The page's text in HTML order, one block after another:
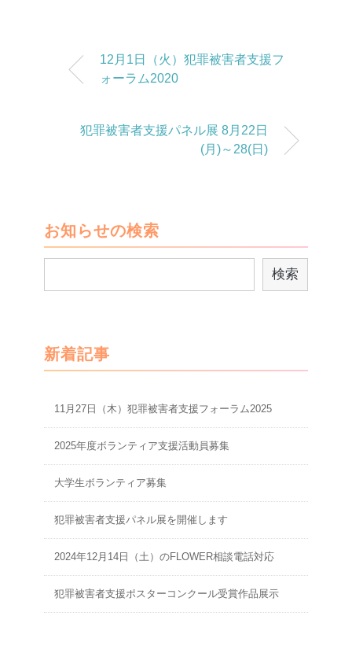
12月1日（火）犯罪被害者支援フ
ォーラム2020
犯罪被害者支援パネル展 8月22日
(月)～28(日)
お知らせの検索
索
検索
新着記事
11月27日（木）犯罪被害者支援フォーラム2025
2025年度ボランティア支援活動員募集
大学生ボランティア募集
犯罪被害者支援パネル展を開催します
2024年12月14日（土）のFLOWER相談電話対応
犯罪被害者支援ポスターコンクール受賞作品展示